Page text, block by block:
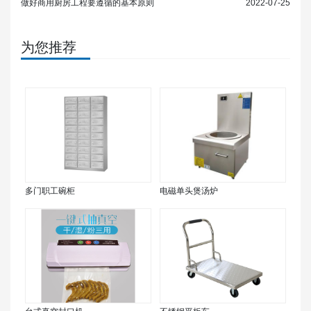
做好商用厨房工程要遵循的基本原则 2022-07-25
为您推荐
多门职工碗柜 电磁单头煲汤炉